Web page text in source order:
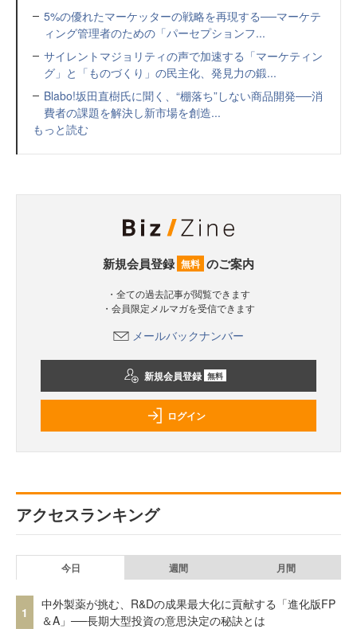
5%の優れたマーケッターの戦略を再現する──マーケテ
ィング管理者のための「パーセプションフ...
サイレントマジョリティの声で加速する「マーケティン
グ」と「ものづくり」の民主化、発見力の鍛...
Blabo!坂田直樹氏に聞く、“棚落ち”しない商品開発──消
費者の課題を解決し新市場を創造...
もっと読む
新規会員登録 無料 のご案内
・全ての過去記事が閲覧できます
・会員限定メルマガを受信できます
メールバックナンバー
新規会員登録 無料
ログイン
アクセスランキング
今日 週間 月間
1
中外製薬が挑む、R&Dの成果最大化に貢献する「進化版FP
＆A」──長期大型投資の意思決定の秘訣とは